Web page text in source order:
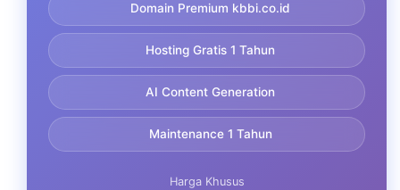
Domain Premium kbbi.co.id
Hosting Gratis 1 Tahun
AI Content Generation
Maintenance 1 Tahun
Harga Khusus